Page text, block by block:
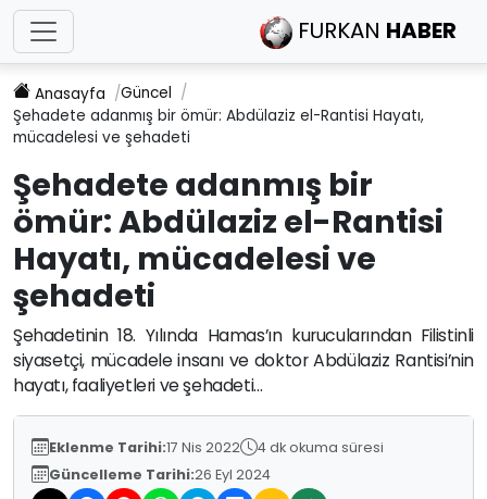
FURKAN HABER
Anasayfa
Güncel
Şehadete adanmış bir ömür: Abdülaziz el-Rantisi Hayatı,
mücadelesi ve şehadeti
Şehadete adanmış bir
ömür: Abdülaziz el-Rantisi
Hayatı, mücadelesi ve
şehadeti
Şehadetinin 18. Yılında Hamas’ın kurucularından Filistinli
siyasetçi, mücadele insanı ve doktor Abdülaziz Rantisi’nin
hayatı, faaliyetleri ve şehadeti…
Eklenme Tarihi:17 Nis 2022
4 dk okuma süresi
Güncelleme Tarihi:26 Eyl 2024